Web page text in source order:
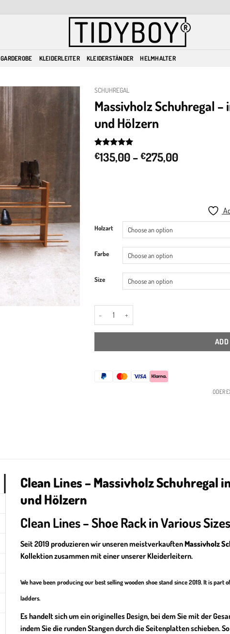
GARDEROBE KLEIDERLEITER KLEIDERSTÄNDER HELMHALTER
SCHUHREGAL
Massivholz Schuhregal
und Hölzern
Rated 5
out of 5
4
€135,00– €275,00Price
€275,00
Holzart
Farbe
Size
Massivholz Schuhregal - in verschiedenen
ODER
Clean Lines – Massivholz Schuhregal
und Hölzern
Clean Lines – Shoe Rack in Various
Seit 2019 produzieren wir unseren meistverkauftenMassivholz
Kollektion zusammen mit einer unserer Kleiderleitern.
We have been producing our best selling wooden shoe stand since 2019. It is part
ladders.
Es handelt sich um ein originelles Design, bei dem Sie mit der
indem Sie die runden Stangen durch die Seitenplatten schieben.